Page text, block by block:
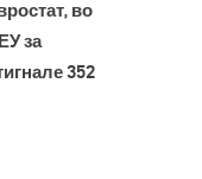
во
за
352